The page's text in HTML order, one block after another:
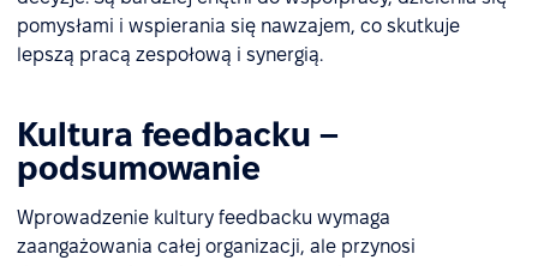
pomysłami i wspierania się nawzajem, co skutkuje
lepszą pracą zespołową i synergią.
Kultura feedbacku –
podsumowanie
Wprowadzenie kultury feedbacku wymaga
zaangażowania całej organizacji, ale przynosi